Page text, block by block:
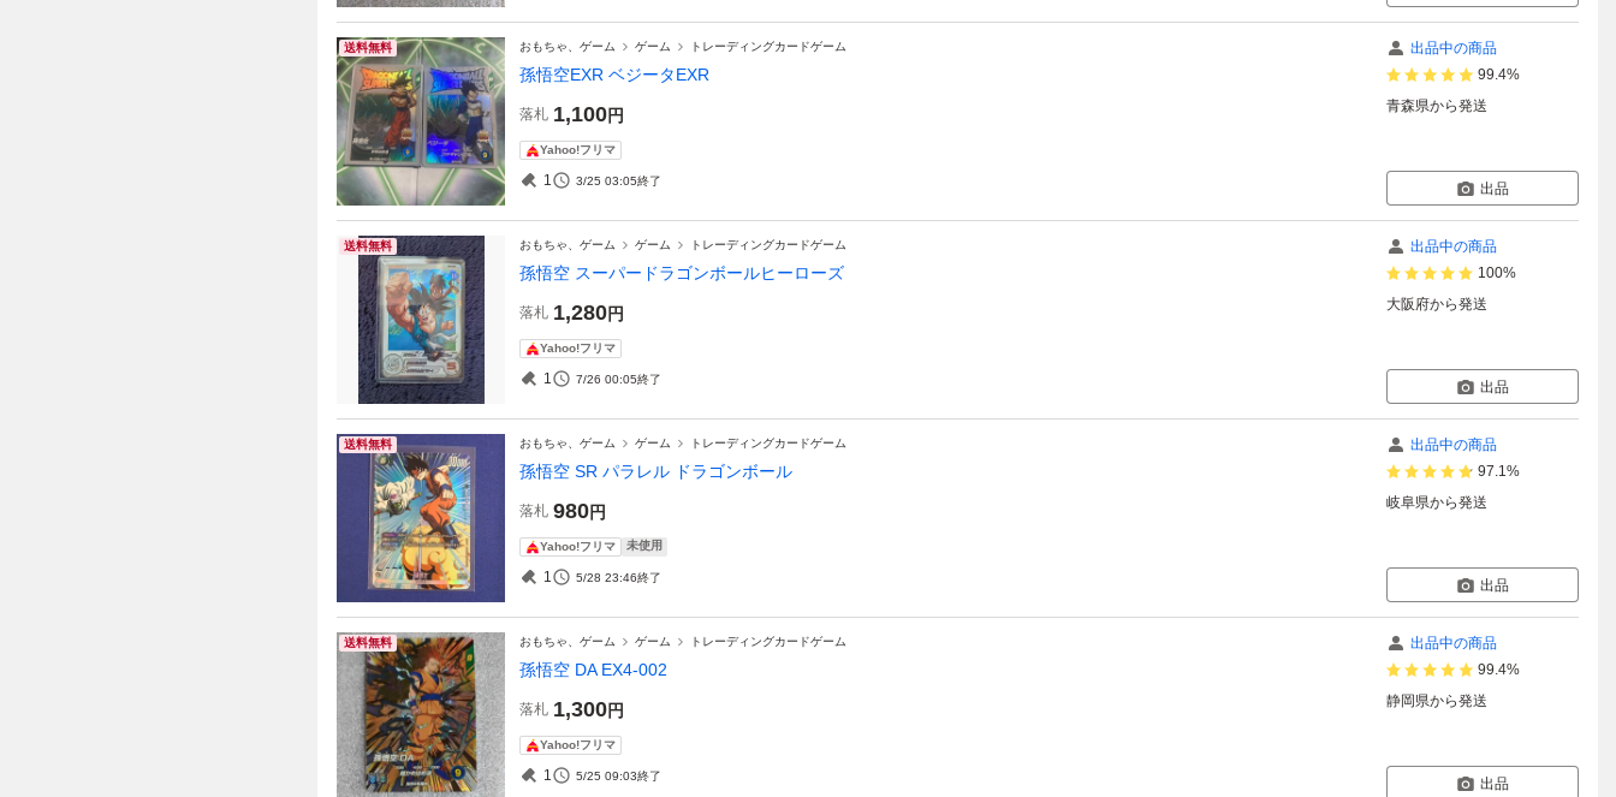
送料無料 おもちゃ、ゲーム ゲーム トレーディングカードゲーム
孫悟空EXR ベジータEXR
落札 1,100円
Yahoo!フリマ
1 3/25 03:05終了
出品中の商品
99.4%
青森県から発送
出品
送料無料 おもちゃ、ゲーム ゲーム トレーディングカードゲーム
孫悟空 スーパードラゴンボールヒーローズ
落札 1,280円
Yahoo!フリマ
1 7/26 00:05終了
出品中の商品
100%
大阪府から発送
出品
送料無料 おもちゃ、ゲーム ゲーム トレーディングカードゲーム
孫悟空 SR パラレル ドラゴンボール
落札 980円
Yahoo!フリマ 未使用
1 5/28 23:46終了
出品中の商品
97.1%
岐阜県から発送
出品
送料無料 おもちゃ、ゲーム ゲーム トレーディングカードゲーム
孫悟空 DA EX4-002
落札 1,300円
Yahoo!フリマ
1 5/25 09:03終了
出品中の商品
99.4%
静岡県から発送
出品